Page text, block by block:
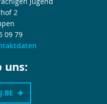
2
09 79
uns: